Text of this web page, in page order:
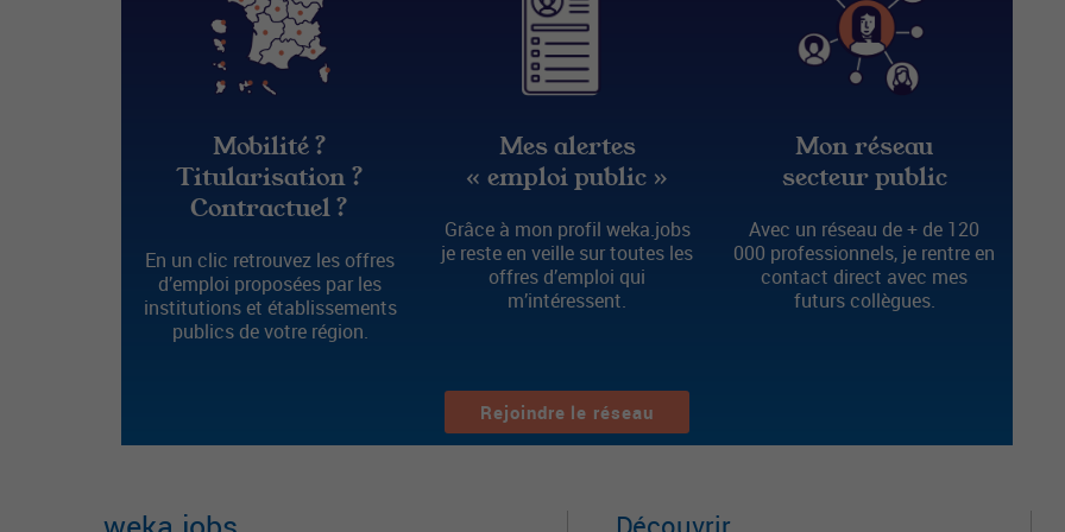
Mobilité ?
Titularisation ?
Contractuel ?
En un clic retrouvez les offres
d’emploi proposées par les
institutions et établissements
publics de votre région.
Mes alertes
« emploi public »
Grâce à mon profil weka.jobs
je reste en veille sur toutes les
offres d’emploi qui
m’intéressent.
Mon réseau
secteur public
Avec un réseau de + de 120
000 professionnels, je rentre en
contact direct avec mes
futurs collègues.
Rejoindre le réseau